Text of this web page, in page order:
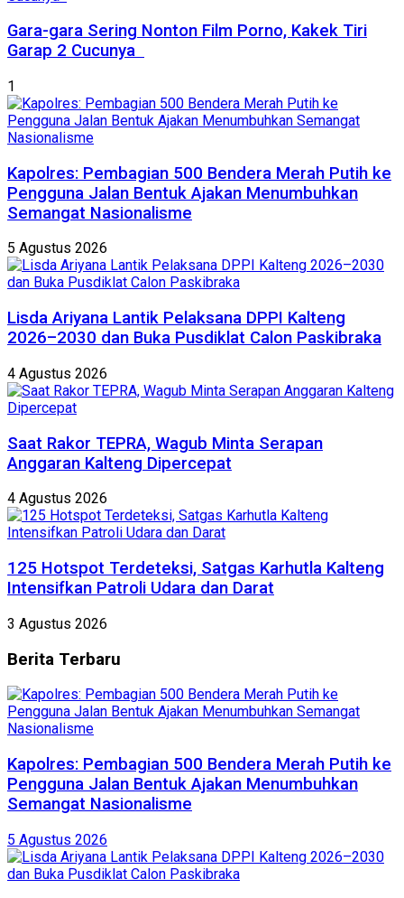
Gara-gara Sering Nonton Film Porno, Kakek Tiri
Garap 2 Cucunya
1
Kapolres: Pembagian 500 Bendera Merah Putih ke
Pengguna Jalan Bentuk Ajakan Menumbuhkan
Semangat Nasionalisme
5 Agustus 2026
Lisda Ariyana Lantik Pelaksana DPPI Kalteng
2026–2030 dan Buka Pusdiklat Calon Paskibraka
4 Agustus 2026
Saat Rakor TEPRA, Wagub Minta Serapan
Anggaran Kalteng Dipercepat
4 Agustus 2026
125 Hotspot Terdeteksi, Satgas Karhutla Kalteng
Intensifkan Patroli Udara dan Darat
3 Agustus 2026
Berita Terbaru
Kapolres: Pembagian 500 Bendera Merah Putih ke
Pengguna Jalan Bentuk Ajakan Menumbuhkan
Semangat Nasionalisme
5 Agustus 2026